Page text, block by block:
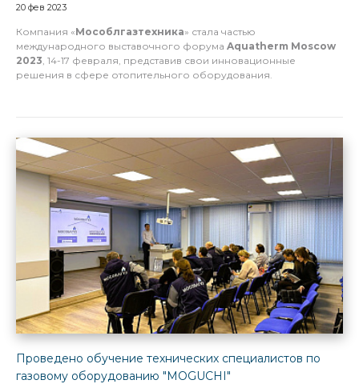
20 фев 2023
Компания «Мособлгазтехника» стала частью
международного выставочного форума Aquatherm Moscow
2023 , 14-17 февраля, представив свои инновационные
решения в сфере отопительного оборудования.
Проведено обучение технических специалистов по
газовому оборудованию "MOGUCHI"